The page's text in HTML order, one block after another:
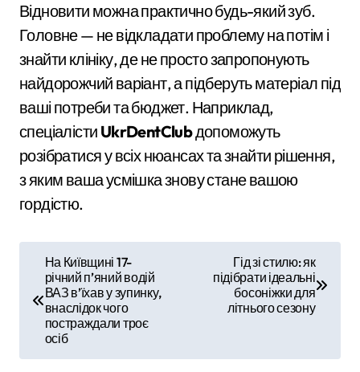
Відновити можна практично будь-який зуб.
Головне — не відкладати проблему на потім і
знайти клініку, де не просто запропонують
найдорожчий варіант, а підберуть матеріал під
ваші потреби та бюджет. Наприклад,
спеціалісти UkrDentClubдопоможуть
розібратися у всіх нюансах та знайти рішення,
з яким ваша усмішка знову стане вашою
гордістю.
і
На Київщині 17-
річний п’яний водій
ВАЗ в’їхав у зупинку,
внаслідок чого
постраждали троє
осіб
Гід зі стилю: як
підібрати ідеальні
босоніжки для
літнього сезону